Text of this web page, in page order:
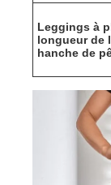
Leggings à
longueur de
hanche de